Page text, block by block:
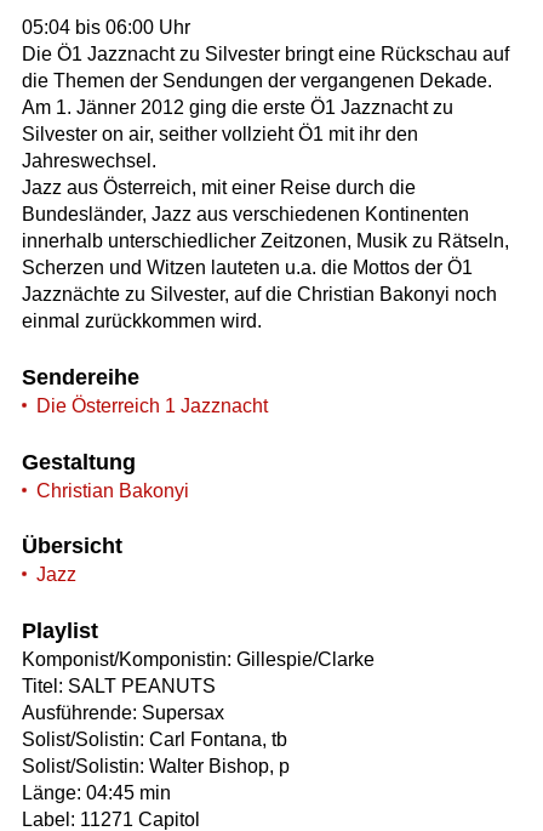
05:04 bis 06:00 Uhr
Die Ö1 Jazznacht zu Silvester bringt eine Rückschau auf
die Themen der Sendungen der vergangenen Dekade.
Am 1. Jänner 2012 ging die erste Ö1 Jazznacht zu
Silvester on air, seither vollzieht Ö1 mit ihr den
Jahreswechsel.
Jazz aus Österreich, mit einer Reise durch die
Bundesländer, Jazz aus verschiedenen Kontinenten
innerhalb unterschiedlicher Zeitzonen, Musik zu Rätseln,
Scherzen und Witzen lauteten u.a. die Mottos der Ö1
Jazznächte zu Silvester, auf die Christian Bakonyi noch
einmal zurückkommen wird.
Sendereihe
Die Österreich 1 Jazznacht
Gestaltung
Christian Bakonyi
Übersicht
Jazz
Playlist
Komponist/Komponistin: Gillespie/Clarke
Titel: SALT PEANUTS
Ausführende: Supersax
Solist/Solistin: Carl Fontana, tb
Solist/Solistin: Walter Bishop, p
Länge: 04:45 min
Label: 11271 Capitol